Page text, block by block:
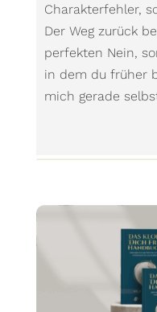
Charakterfehler,
Der Weg zurück
perfekten Nein,
in dem du früher
mich gerade